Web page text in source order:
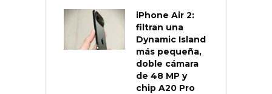
iPhone Air 2:
filtran una
Dynamic Island
más pequeña,
doble cámara
de 48 MP y
chip A20 Pro